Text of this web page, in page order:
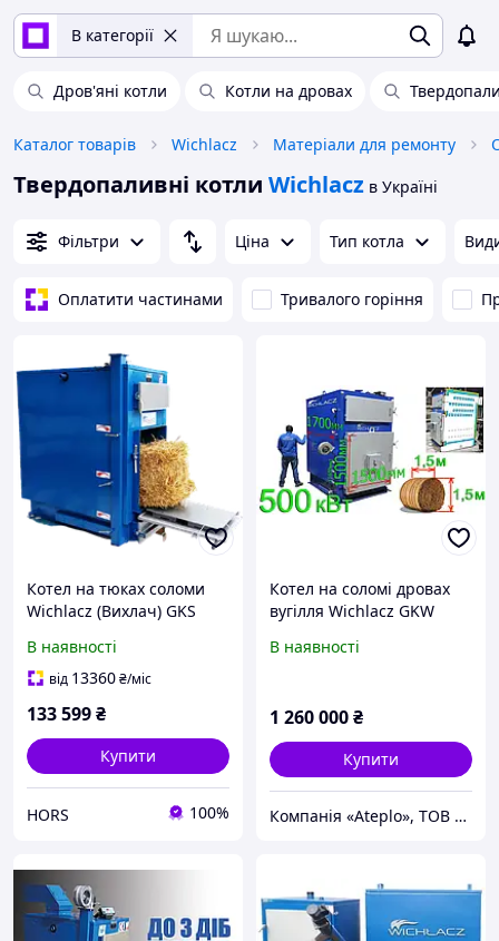
В категорії
Дров'яні котли Котли на дровах
Каталог товарів Wichlacz Матеріали для ремонту
Твердопаливні котли Wichlacz в Україні
Фільтри Ціна Тип котла
Оплатити частинами Тривалого горіння
Котел на тюках соломи
Wichlacz (Вихлач) GKS
В наявності
від 13360₴/міс
133 599₴
Купити
HORS 100%
Котел на соломі дровах
вугілля Wichlacz GKW
В наявності
1 260 000₴
Купити
Компанія «Ateplo», ТОВ «Завод Віхлач» (ТОВ "Аісс ГРУП, Віхлач-УА)